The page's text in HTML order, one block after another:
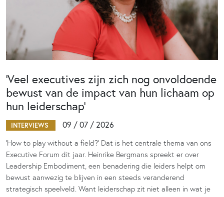
‘Veel executives zijn zich nog onvoldoende
bewust van de impact van hun lichaam op
hun leiderschap’
INTERVIEWS 09 / 07 / 2026
‘How to play without a field?’ Dat is het centrale thema van ons
Executive Forum dit jaar. Heinrike Bergmans spreekt er over
Leadership Embodiment, een benadering die leiders helpt om
bewust aanwezig te blijven in een steeds veranderend
strategisch speelveld. Want leiderschap zit niet alleen in wat je